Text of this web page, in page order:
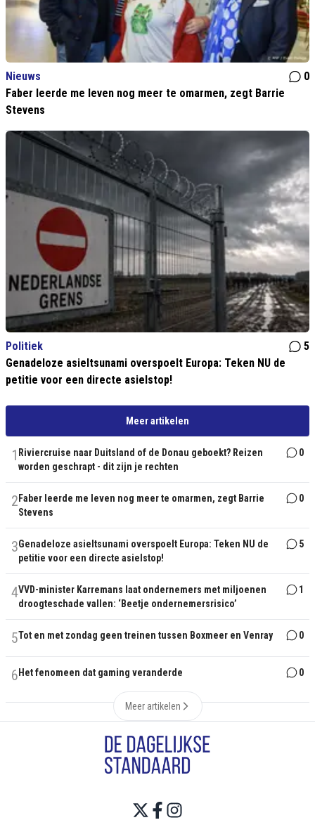
Nieuws
0
Faber leerde me leven nog meer te omarmen, zegt Barrie
Stevens
Politiek
5
Genadeloze asieltsunami overspoelt Europa: Teken NU de
petitie voor een directe asielstop!
Meer artikelen
1 Riviercruise naar Duitsland of de Donau geboekt? Reizen
worden geschrapt - dit zijn je rechten
0
2 Faber leerde me leven nog meer te omarmen, zegt Barrie
Stevens
0
3Genadeloze asieltsunami overspoelt Europa: Teken NU de
petitie voor een directe asielstop!
5
4VVD-minister Karremans laat ondernemers met miljoenen
droogteschade vallen: ‘Beetje ondernemersrisico’
1
5Tot en met zondag geen treinen tussen Boxmeer en Venray 0
6 Het fenomeen dat gaming veranderde 0
Meer artikelen